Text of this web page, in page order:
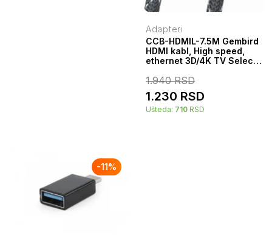
Adapteri
CCB-HDMIL-7.5M Gembird
HDMI kabl, High speed,
ethernet 3D/4K TV Select
38326
1.940RSD
1.230 RSD
Ušteda: 710 RSD
-11%